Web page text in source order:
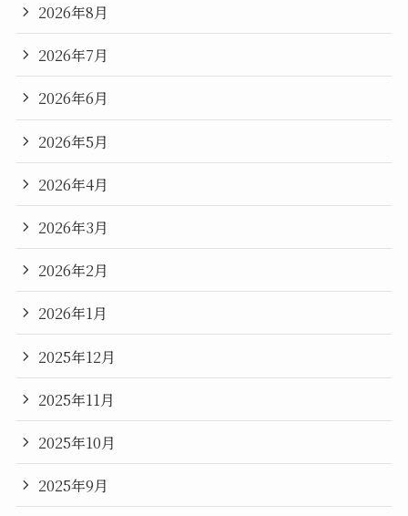
2026年8月
2026年7月
2026年6月
2026年5月
2026年4月
2026年3月
2026年2月
2026年1月
2025年12月
2025年11月
2025年10月
2025年9月